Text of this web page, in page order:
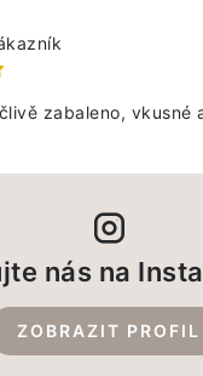
zabaleno, vkusné
nás na
ZOBRAZIT PROFIL